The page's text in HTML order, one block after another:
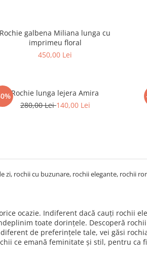
Rochie galbena Miliana lunga cu
imprimeu floral
450,00 Lei
Rochie lunga lejera Amira
280,00 Lei140,00 Lei
zi, rochii cu buzunare, rochii elegante, rochii
ocazie. Indiferent dacă cauți rochii
toate dorințele. Descoperă
de preferințele tale, vei găsi
ce emană feminitate și stil, pentru ca